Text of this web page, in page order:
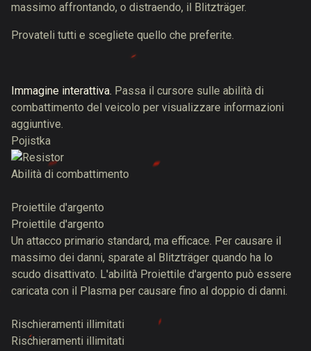
massimo affrontando, o distraendo, il Blitzträger.
Provateli tutti e scegliete quello che preferite.
Immagine interattiva. Passa il cursore sulle abilità di
combattimento del veicolo per visualizzare informazioni
aggiuntive.
Pojistka
Abilità di combattimento
Proiettile d'argento
Proiettile d'argento
Un attacco primario standard, ma efficace. Per causare il
massimo dei danni, sparate al Blitzträger quando ha lo
scudo disattivato. L'abilità Proiettile d'argento può essere
caricata con il Plasma per causare fino al doppio di danni.
Rischieramenti illimitati
Rischieramenti illimitati